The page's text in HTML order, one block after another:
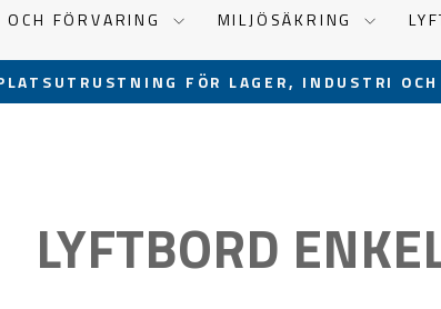
OCH FÖRVARING MILJÖSÄKRING
Pausa
FÖR LAGER, INDUSTRI
LYFTBORD